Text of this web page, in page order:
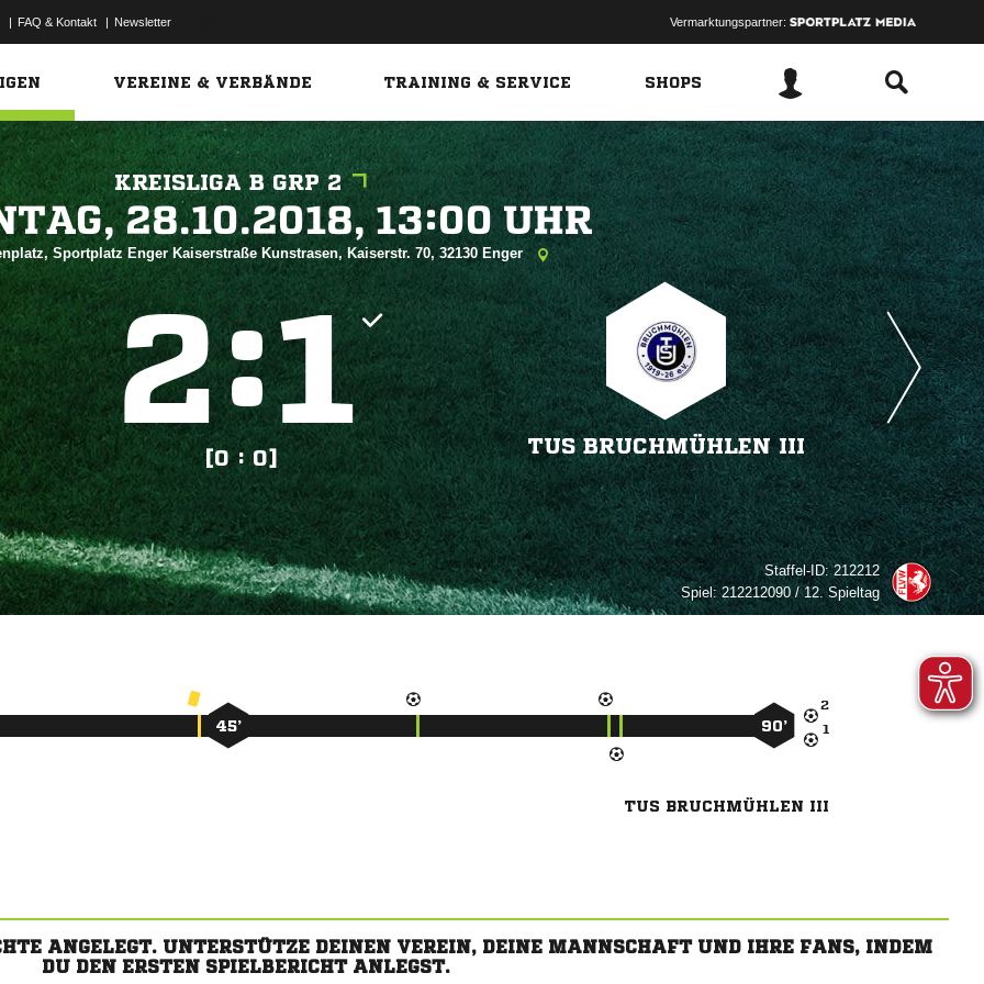
| FAQ & Kontakt | Newsletter Vermarktungspartner:
VEREINE & VERBÄNDE TRAINING & SERVICE SHOPS
KREISLIGA B GRP 2
  
Sportplatz Enger Kaiserstraße Kunstrasen, Kaiserstr. 70, 32130 Enger
:
[0 : 0]
TUS BRUCHMÜHLEN III
Staffel-ID:212212
Spiel:212212090 / 12. Spieltag


45’ 90’
TUS BRUCHMÜHLEN III
ANGELEGT. UNTERSTÜTZE DEINEN VEREIN, DEINE MANNSCHAFT UND IHRE FANS, INDEM
DU DEN ERSTEN SPIELBERICHT ANLEGST.